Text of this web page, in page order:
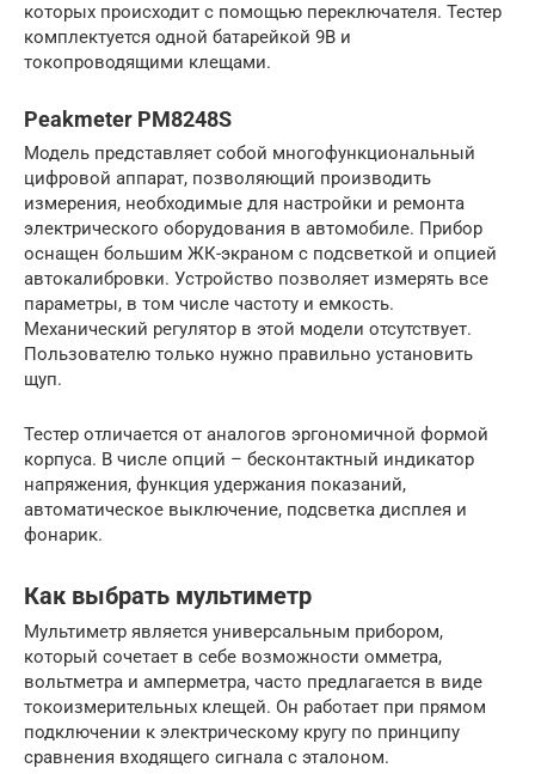
которых происходит с помощью переключателя. Тестер
комплектуется одной батарейкой 9В и
токопроводящими клещами.
Peakmeter PM8248S
Модель представляет собой многофункциональный
цифровой аппарат, позволяющий производить
измерения, необходимые для настройки и ремонта
электрического оборудования в автомобиле. Прибор
оснащен большим ЖК-экраном с подсветкой и опцией
автокалибровки. Устройство позволяет измерять все
параметры, в том числе частоту и емкость.
Механический регулятор в этой модели отсутствует.
Пользователю только нужно правильно установить
щуп.
Тестер отличается от аналогов эргономичной формой
корпуса. В числе опций – бесконтактный индикатор
напряжения, функция удержания показаний,
автоматическое выключение, подсветка дисплея и
фонарик.
Как выбрать мультиметр
Мультиметр является универсальным прибором,
который сочетает в себе возможности омметра,
вольтметра и амперметра, часто предлагается в виде
токоизмерительных клещей. Он работает при прямом
подключении к электрическому кругу по принципу
сравнения входящего сигнала с эталоном.